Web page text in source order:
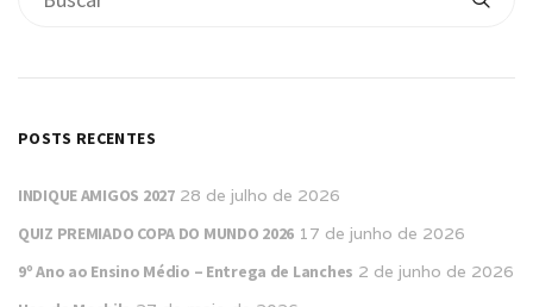
POSTS RECENTES
INDIQUE AMIGOS 2027 28 de julho de 2026
QUIZ PREMIADO COPA DO MUNDO 2026 17 de junho de 2026
9º Ano ao Ensino Médio – Entrega de Lanches 2 de junho de 2026